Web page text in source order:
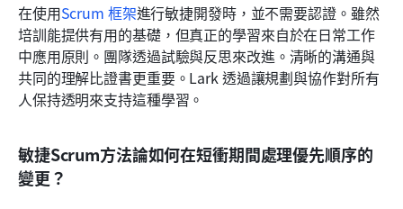
在使用Scrum 框架進行敏捷開發時，並不需要認證。雖然
培訓能提供有用的基礎，但真正的學習來自於在日常工作
中應用原則。團隊透過試驗與反思來改進。清晰的溝通與
共同的理解比證書更重要。Lark 透過讓規劃與協作對所有
人保持透明來支持這種學習。
敏捷Scrum方法論如何在短衝期間處理優先順序的
變更？